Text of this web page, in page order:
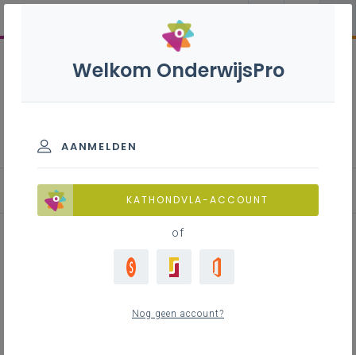
Ontwerpen van krachtige leeromgevingen
Welkom OnderwijsPro
AANMELDEN
KATHONDVLA-ACCOUNT
of
Nog geen account?